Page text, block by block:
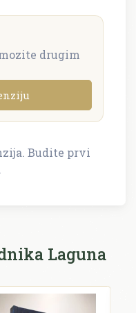
drugim
Budite prvi
Laguna